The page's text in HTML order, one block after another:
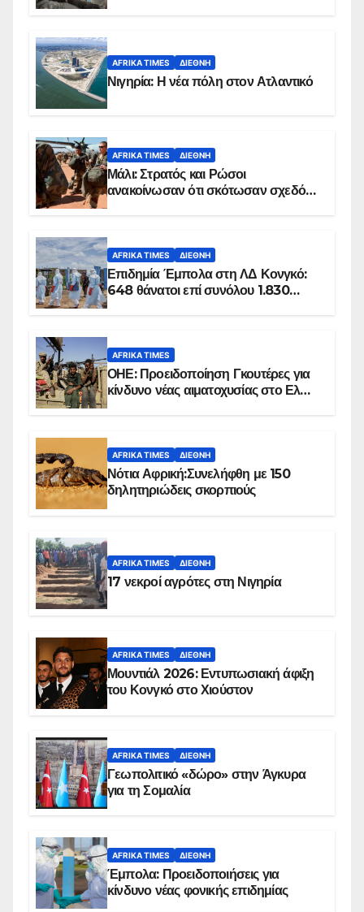
AFRIKA TIMES ΔΙΕΘΝΉ
Νιγηρία: Η νέα πόλη στον Ατλαντικό
AFRIKA TIMES ΔΙΕΘΝΉ
Μάλι: Στρατός και Ρώσοι
ανακοίνωσαν ότι σκότωσαν σχεδόν
AFRIKA TIMES ΔΙΕΘΝΉ
Επιδημία Έμπολα στη ΛΔ Κονγκό:
648 θάνατοι επί συνόλου 1.830
AFRIKA TIMES
ΟΗΕ: Προειδοποίηση Γκουτέρες για
κίνδυνο νέας αιματοχυσίας στο Ελ
AFRIKA TIMES ΔΙΕΘΝΉ
Νότια Αφρική:Συνελήφθη με 150
δηλητηριώδεις σκορπιούς
AFRIKA TIMES ΔΙΕΘΝΉ
17 νεκροί αγρότες στη Νιγηρία
AFRIKA TIMES ΔΙΕΘΝΉ
Μουντιάλ 2026: Εντυπωσιακή άφιξη
του Κονγκό στο Χιούστον
AFRIKA TIMES ΔΙΕΘΝΉ
Γεωπολιτικό «δώρο» στην Άγκυρα
για τη Σομαλία
AFRIKA TIMES ΔΙΕΘΝΉ
Έμπολα: Προειδοποιήσεις για
κίνδυνο νέας φονικής επιδημίας